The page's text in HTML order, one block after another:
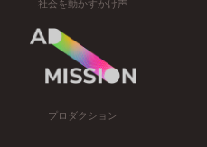
プロダクション